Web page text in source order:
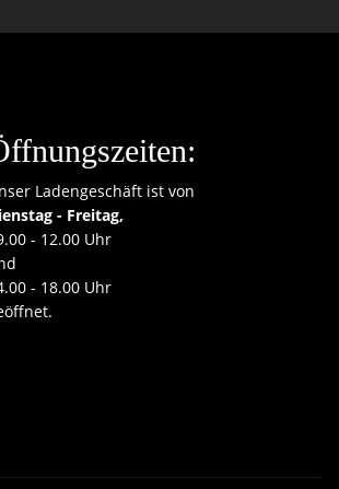
Ladengeschäft ist von
- Freitag,
- 12.00 Uhr
- 18.00 Uhr